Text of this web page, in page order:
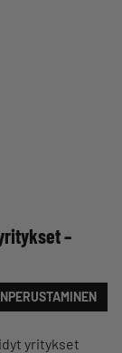
–
yritykset